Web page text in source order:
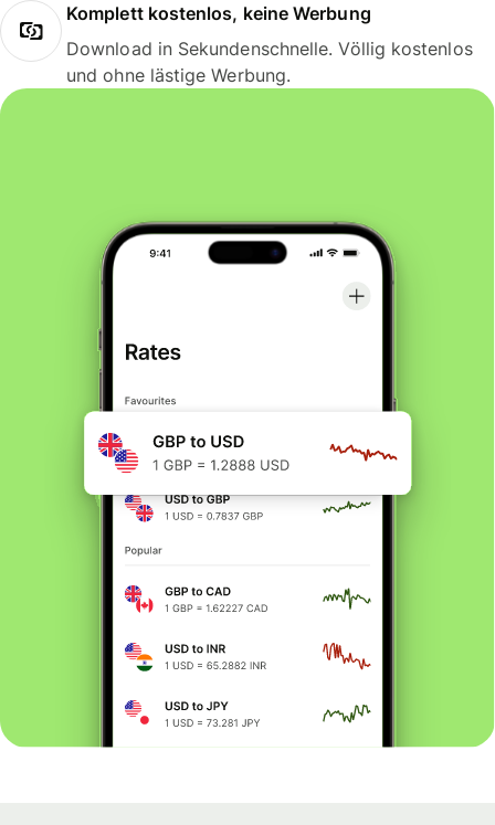
Komplett kostenlos, keine Werbung
Download in Sekundenschnelle. Völlig kostenlos
und ohne lästige Werbung.